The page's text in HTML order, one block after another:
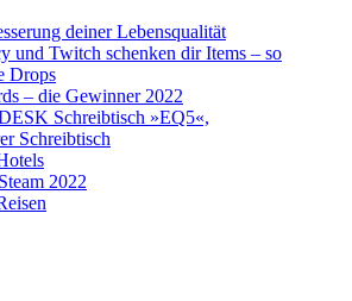
deiner Lebensqualität
und Twitch schenken dir Items – so
Drops
– die Gewinner 2022
Schreibtisch »EQ5«,
Schreibtisch
2022